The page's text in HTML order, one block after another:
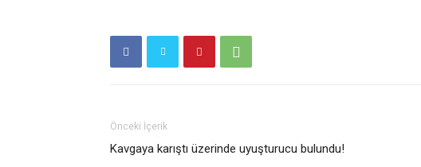
Önceki İçerik
Kavgaya karıştı üzerinde uyuşturucu bulundu!